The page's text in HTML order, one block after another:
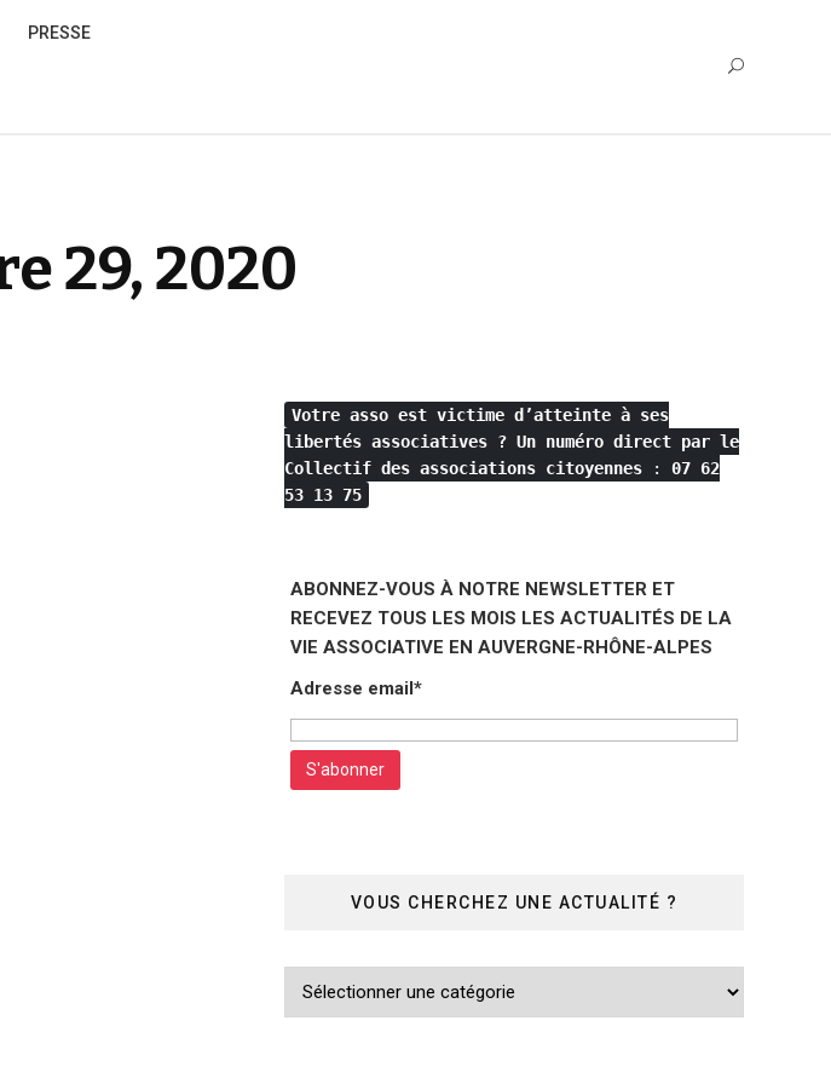
PRESSE
29, 2020
Votre asso est victime d’atteinte à ses
libertés associatives ? Un numéro direct par le
Collectif des associations citoyennes : 07 62
53 13 75
ABONNEZ-VOUS À NOTRE NEWSLETTER ET
RECEVEZ TOUS LES MOIS LES ACTUALITÉS DE LA
VIE ASSOCIATIVE EN AUVERGNE-RHÔNE-ALPES
Adresse email*
VOUS CHERCHEZ UNE ACTUALITÉ ?
Vous